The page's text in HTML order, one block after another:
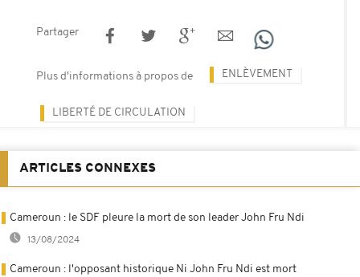
Partager
Plus d'informations à propos de ENLÈVEMENT
LIBERTÉ DE CIRCULATION
ARTICLES CONNEXES
Cameroun : le SDF pleure la mort de son leader John Fru Ndi
13/08/2024
Cameroun : l'opposant historique Ni John Fru Ndi est mort